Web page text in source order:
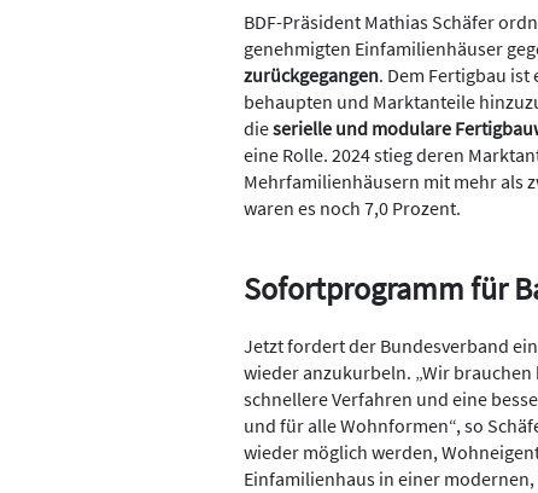
BDF-Präsident Mathias Schäfer
genehmigten Einfamilienhäuser
zurückgegangen. Dem Fertigbau ist
behaupten und Marktanteile
dieserielle und modulare
eine Rolle. 2024 stieg deren
Mehrfamilienhäusern mit mehr als
waren es noch 7,0 Prozent.
Sofortprogramm für
Jetzt fordert der Bundesverband
wieder anzukurbeln. „Wir
schnellere Verfahren und eine
und für alle Wohnformen“, so
wieder möglich werden,
Einfamilienhaus in einer